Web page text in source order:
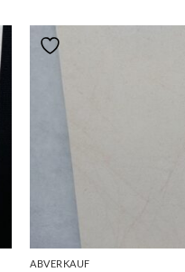
ABVERKAUF